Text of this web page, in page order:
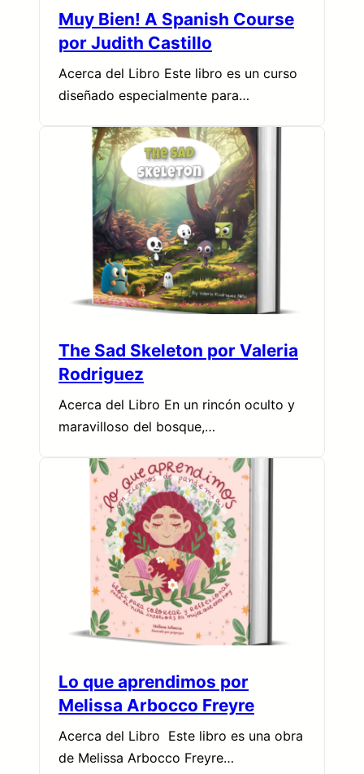
Muy Bien! A Spanish Course
por Judith Castillo
Acerca del Libro Este libro es un curso
diseñado especialmente para…
The Sad Skeleton por Valeria
Rodriguez
Acerca del Libro En un rincón oculto y
maravilloso del bosque,…
Lo que aprendimos por
Melissa Arbocco Freyre
Acerca del Libro Este libro es una obra
de Melissa Arbocco Freyre…